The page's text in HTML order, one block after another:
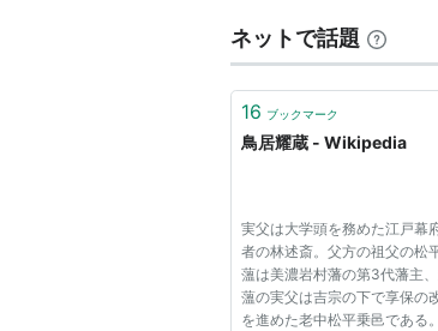
持のため、若年か
らの健康維持のみな
が豊富で、丸亀藩士
に、軟禁されていた
藩周辺の人々からは
1868(明治元)年10月
ら将軍家からの赦免
たという。
ネットで話題
16 ブックマーク
鳥居耀蔵 - Wikipedia
実父は大学頭を務めた江戸幕
者の林述斎。父方の祖父の松
薀は美濃岩村藩の第3代藩主
薀の実父は吉宗の下で享保の
を進めた老中松平乗邑である